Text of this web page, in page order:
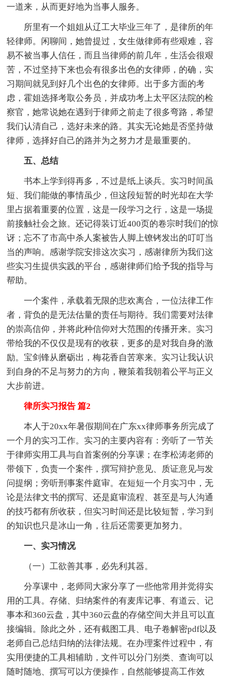
一道来，从而更好地为当事人服务。
所里有一个姐姐从辽工大毕业三年了，是律所的年
轻律师。闲聊间，她曾提过，女生做律师有些艰难，容
易不被当事人信任，而且当律师的前几年，生活会很艰
苦，不过坚持下来也会有很多出色的女律师，的确，实
习期间就见到好几个出色的女律师。出于多方面的考
虑，霍姐选择考取公务员，并成功考上太平区法院的检
察官，她常说她在遇到于律师之前走了很多弯路，希望
我们认清自己，选好未来的路。其实无论她是否坚持做
律师，选择好自己的路并为之努力才是最重要的。
五、总结
书本上学到得再多，不过是纸上谈兵。实习时间虽
短、我们能做的事情虽少，但这段短暂的时光却在大学
里占据着重要的位置，这是一段学习之行，这是一场提
前接触社会之旅。还记得装订近400页的卷宗时我们的惊
讶；忘不了市高中杀人案被告人脚上镣铐发出的叮叮当
当的声响。感谢学院安排这次实习，感谢律所为我们这
些实习生提供实践的平台，感谢律师们给予我的指导与
帮助。
一个案件，承载着无限的悲欢离合，一位法律工作
者，背负的是无法估量的责任与期待。我们需要对法律
的崇高信仰，并将此种信仰对大范围的传播开来。实习
带给我的不仅仅是现有的收获，更多的是对我自身的激
励。宝剑锋从磨砺出，梅花香自苦寒来。实习让我认识
到自身的不足与努力的方向，鞭策着我朝着公平与正义
大步前进。
律所实习报告 篇2
本人于20xx年暑假期间在广东xx律师事务所完成了
一个月的实习工作。实习的主要内容有：旁听了一节关
于律师实用工具与自首案例的分享课；在李松涛老师的
带领下，负责一个案件，撰写辩护意见、质证意见与发
问提纲；旁听刑事案件庭审。在短短一个月实习中，无
论是法律文书的撰写、还是庭审流程、甚至是与人沟通
的技巧都有所收获，但实习时间还是比较短暂，学习到
的知识也只是冰山一角，往后还需要更加努力。
一、实习情况
（一）工欲善其事，必先利其器。
分享课中，老师同大家分享了一些他常用并觉得实
用的工具。存储、归纳案件的有麦库记事、有道云、记
事本和360云盘，其中360云盘的存储空间大并且可以直
接编辑。除此之外，还有截图工具、电子卷解密pdf以及
老师自己总结归纳的法律法规。在办理案件过程中，有
实用便捷的工具相辅助，文件可以分门别类、查询可以
随时随地、撰写可以方便操作，自然能够提高工作效